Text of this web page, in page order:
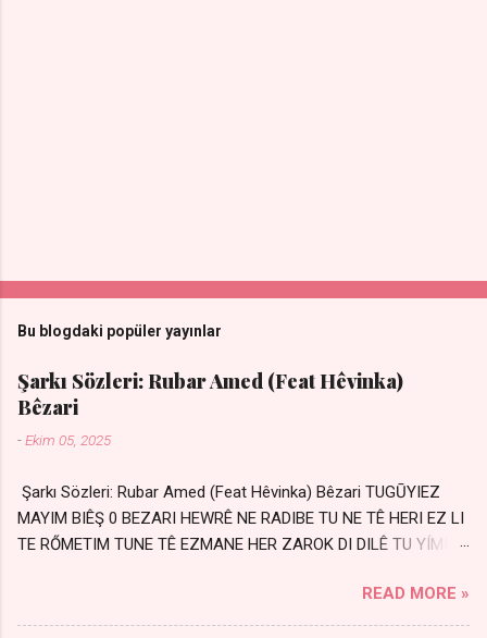
Bu blogdaki popüler yayınlar
Şarkı Sözleri: Rubar Amed (Feat Hêvinka)
Bêzari
-Ekim 05, 2025
Şarkı Sözleri: Rubar Amed (Feat Hêvinka) Bêzari TUGŪYIEZ
MAYIM BIÊŞ 0 BEZARI HEWRÊ NE RADIBE TU NE TÊ HERI EZ LI
TE RŐMETIM TUNE TÊ EZMANE HER ZAROK DI DILÊ TU YÍMIN
Silinmis yarıda. Hasretin yel gibi Eser yar içimden Bir kıza sevdalı
Yaralı adamım. Sensizlik bir hançer Geceler susmuyor Yaralı
READ MORE »